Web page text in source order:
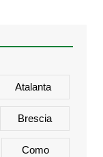
Atalanta
Brescia
Como